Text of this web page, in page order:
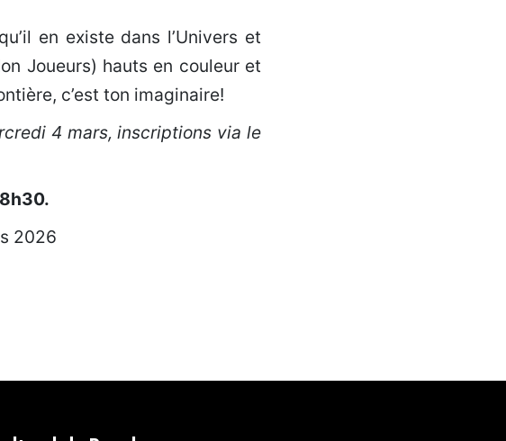
en existe dans l’Univers et
Joueurs) hauts en couleur et
c’est ton imaginaire!
4 mars, inscriptions via le
2026